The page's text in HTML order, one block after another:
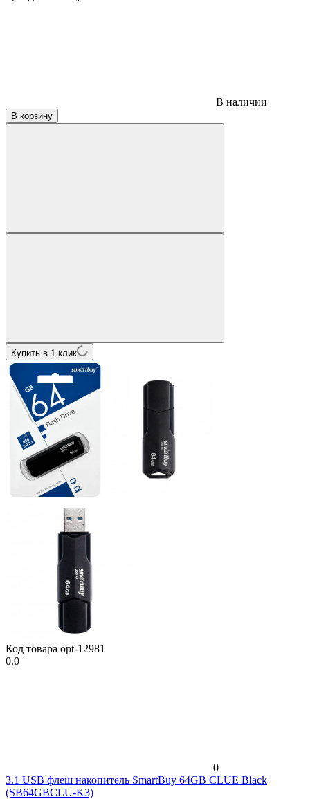
В наличии
В корзину
Купить в 1 клик
Код товара opt-12981
0.0
0
3.1 USB флеш накопитель SmartBuy 64GB CLUE Black
(SB64GBCLU-K3)